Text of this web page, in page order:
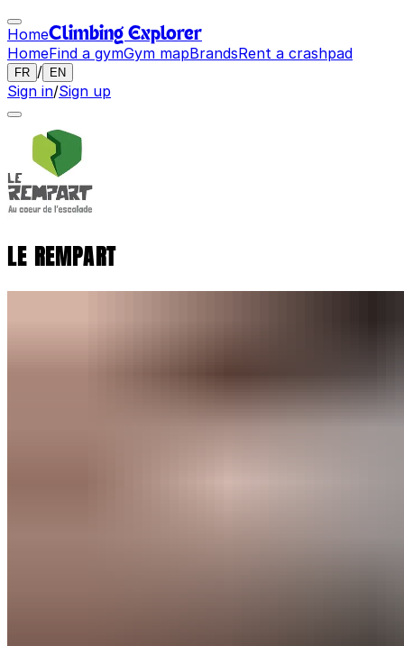
HomeClimbing Explorer
HomeFind a gymGym mapBrandsRent a crashpad
FR / EN
Sign in/Sign up
LE REMPART